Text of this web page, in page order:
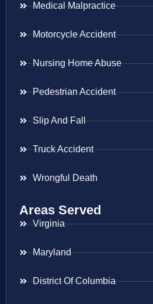
Medical Malpractice
Motorcycle Accident
Nursing Home Abuse
Pedestrian Accident
Slip And Fall
Truck Accident
Wrongful Death
Areas Served
Virginia
Maryland
District Of Columbia